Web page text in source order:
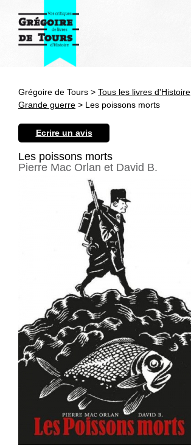
Antiquité
XXe siècle
Autres civilisations
Thématiques
Grégoire de Tours > Tous les livres d'Histoire
Grande guerre > Les poissons morts
Ecrire un avis
Les poissons morts
Pierre Mac Orlan et David B.